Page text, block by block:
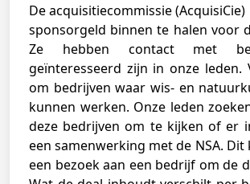
De acquisitiecommissie
sponsorgeld binnen te halen voor
Ze hebben contact met
geïnteresseerd zijn in onze leden.
om bedrijven waar wis- en
kunnen werken. Onze leden
deze bedrijven om te kijken of er
een samenwerking met de NSA.
een bezoek aan een bedrijf om de